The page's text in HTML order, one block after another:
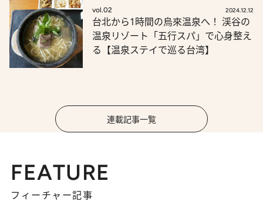
vol.02 2024.12.12
台北から1時間の烏來温泉へ！ 渓谷の
温泉リゾート「五行スパ」で心身整え
る【温泉ステイで巡る台湾】
連載記事一覧
FEATURE
フィーチャー記事